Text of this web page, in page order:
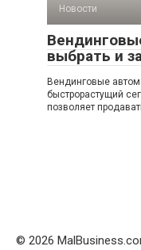
Новости
выбрать и
Вендинговые
быстрорастущий
позволяет
© 2026